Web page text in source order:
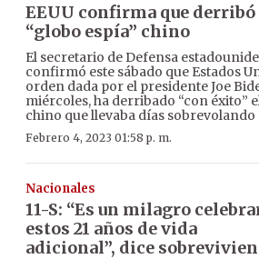
EEUU confirma que derribó
“globo espía” chino
El secretario de Defensa
confirmó este sábado que Estados
orden dada por el presidente Joe
miércoles, ha derribado “con éxito”
chino que llevaba días
Febrero 4, 2023 01:58 p. m.
Nacionales
11-S: “Es un milagro
estos 21 años de vida
adicional”, dice